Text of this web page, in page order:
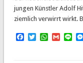
jungen Künstler Adolf
ziemlich verwirrt wirkt.
Facebook
TwitterGmail